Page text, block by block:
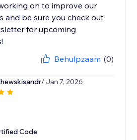
on to improve our
and be sure you check out
for upcoming
Behulpzaam (0)
/ Jan 7, 2026
Code